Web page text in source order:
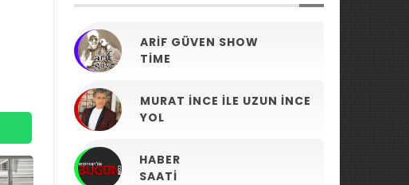
ARIF GÜVEN SHOW
TIME
MURAT İNCE ILE UZUN İNCE
YOL
HABER
SAATI